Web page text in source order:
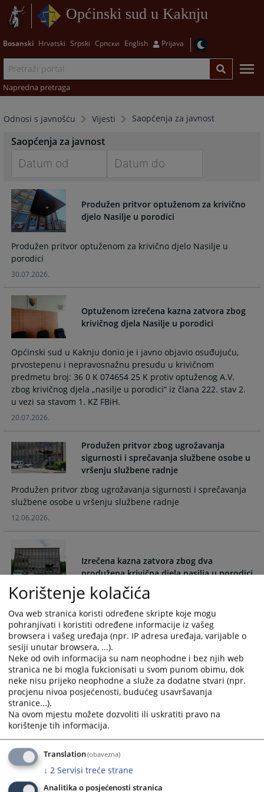
Općinski sud u Kaknju
Bosanski Hrvatski Srpski Српски English Prijava
Napredna pretraga
Odnosi s javnošću Vijesti Saopćenja za javnost
Saopćenja za javnost
forward
to
interact
with
the
calendar
and
select
date.
the
question
mark
key
to
get
the
keyboard
shortcuts
for
changing
to
interact
the
select
date.
Press
question
mark
key
to
get
keyboard
shortcuts
for
changing
Produžen pritvor optuženom za krivično
djelo Nasilje u porodici
Produžen pritvor optuženom za krivično djelo Nasilje u
porodici
30.07.2026.
Optuženom izrečena kazna zatvora zbog
krivičnog djela Nasilje u porodici
Općinski sud u Kaknju donio je i javno objavio osuđujuću,
prvostepenu i nepravosnažnu presudu u krivičnom
predmetu broj: 36 0 K 074654 25 K protiv optuženog A.V.
zbog krivičnog djela „nasilje u porodici“ iz člana 222. stav 2.
u vezi sa stavom 1. KZ FBiH.
20.07.2026.
Produžen pritvor zbog ugrožavanja
sigurnosti i sprečavanja službene osobe u
vršenju službene radnje
Produžen pritvor zbog ugrožavanja sigurnosti i sprečavanja
službene osobe u vršenju službene radnje
12.06.2026.
Izrečena kazna zatvora zbog dva
produžena krivična djela nasilja u porodici
Općinski sud u Kaknju donio je i javno objavio osuđujuću,
prvostepenu i nepravosnažnu presudu u krivičnom
predmetu broj: 36 0 K 069092 24 K protiv optuženog M.C.
zbog dva produžena krivična djela „nasilje u porodici“ iz
člana 222. stav 4. u vezi sa stavom 1. i 2. Krivičnog zakona
FBiH, a sve u vezi sa članom 54. i 55. Krivičnog zakona FBiH.
20.05.2026.
Određen jednomjesečni pritvor zbog
ugrožavanja sigurnosti i sprečavanja
službene osobe u vršenju službene radnje
Sudija za prethodni postupak Općinskog suda u Kaknju,
postupajući po prijedlogu Kantonalnog tužilaštva ZDK, donio
je rješenje o određivanju jednomjesečnog pritvora u
Korištenje kolačića
Ova web stranica koristi određene skripte koje mogu
pohranjivati i koristiti određene informacije iz vašeg
browsera i vašeg uređaja (npr. IP adresa uređaja, varijable o
sesiji unutar browsera, ...).
Neke od ovih informacija su nam neophodne i bez njih web
stranica ne bi mogla fukcionisati u svom punom obimu, dok
neke nisu prijeko neophodne a služe za dodatne stvari (npr.
procjenu nivoa posjećenosti, budućeg usavršavanja
stranice...).
Na ovom mjestu možete dozvoliti ili uskratiti pravo na
korištenje tih informacija.
Translation(obavezna)
↓ 2 Servisi treće strane
Analitika o posjećenosti stranica